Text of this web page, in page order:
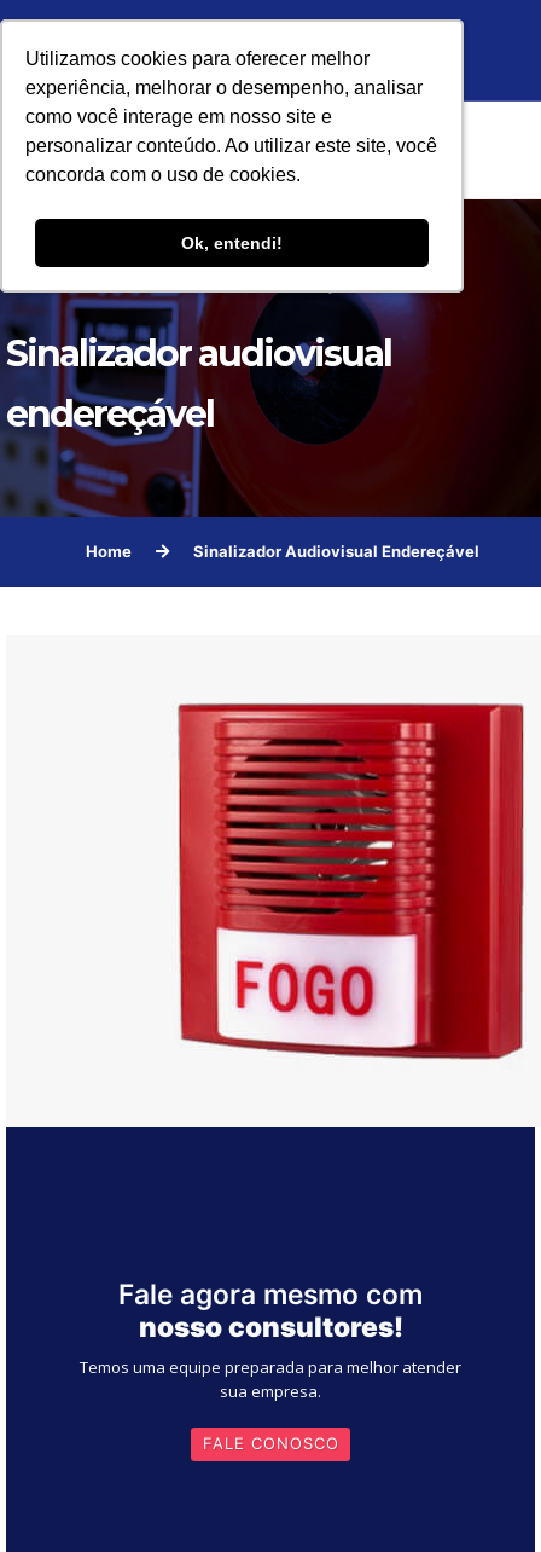
Utilizamos cookies para oferecer melhor
experiência, melhorar o desempenho, analisar
como você interage em nosso site e
personalizar conteúdo. Ao utilizar este site, você
concorda com o uso de cookies.
Ok, entendi!
Utilizamos cookies para oferecer melhor
experiência, melhorar o desempenho, analisar
como você interage em nosso site e
personalizar conteúdo. Ao utilizar este site, você
concorda com o uso de cookies.
Ok, entendi!
HOME
TRAJETÓRIA SKYFIRE
PRODUTOS
SUPORTE
TREINAMENTO
VÍDEOS
BLOG
FALE CONOSCO
Sinalizador audiovisual
endereçável
Home Sinalizador Audiovisual Endereçável
Fale agora mesmo com
nosso consultores!
Temos uma equipe preparada para melhor atender
sua empresa.
FALE CONOSCO